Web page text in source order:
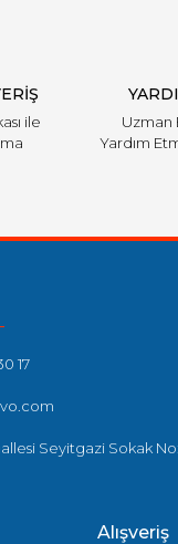
ile
Uzman
Yardım
17
Seyitgazi Sokak
Alışveriş